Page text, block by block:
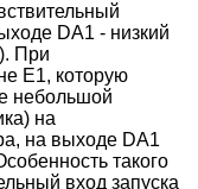
DA1 - низкий
При
Е1, которую
небольшой
на
на выходе DA1
такого
вход запуска